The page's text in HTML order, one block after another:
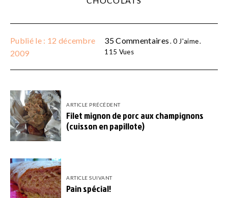
Publié le : 12 décembre
2009
35 Commentaires 0 J'aime
115 Vues
ARTICLE PRÉCÉDENT
Filet mignon de porc aux champignons
(cuisson en papillote)
ARTICLE SUIVANT
Pain spécial!